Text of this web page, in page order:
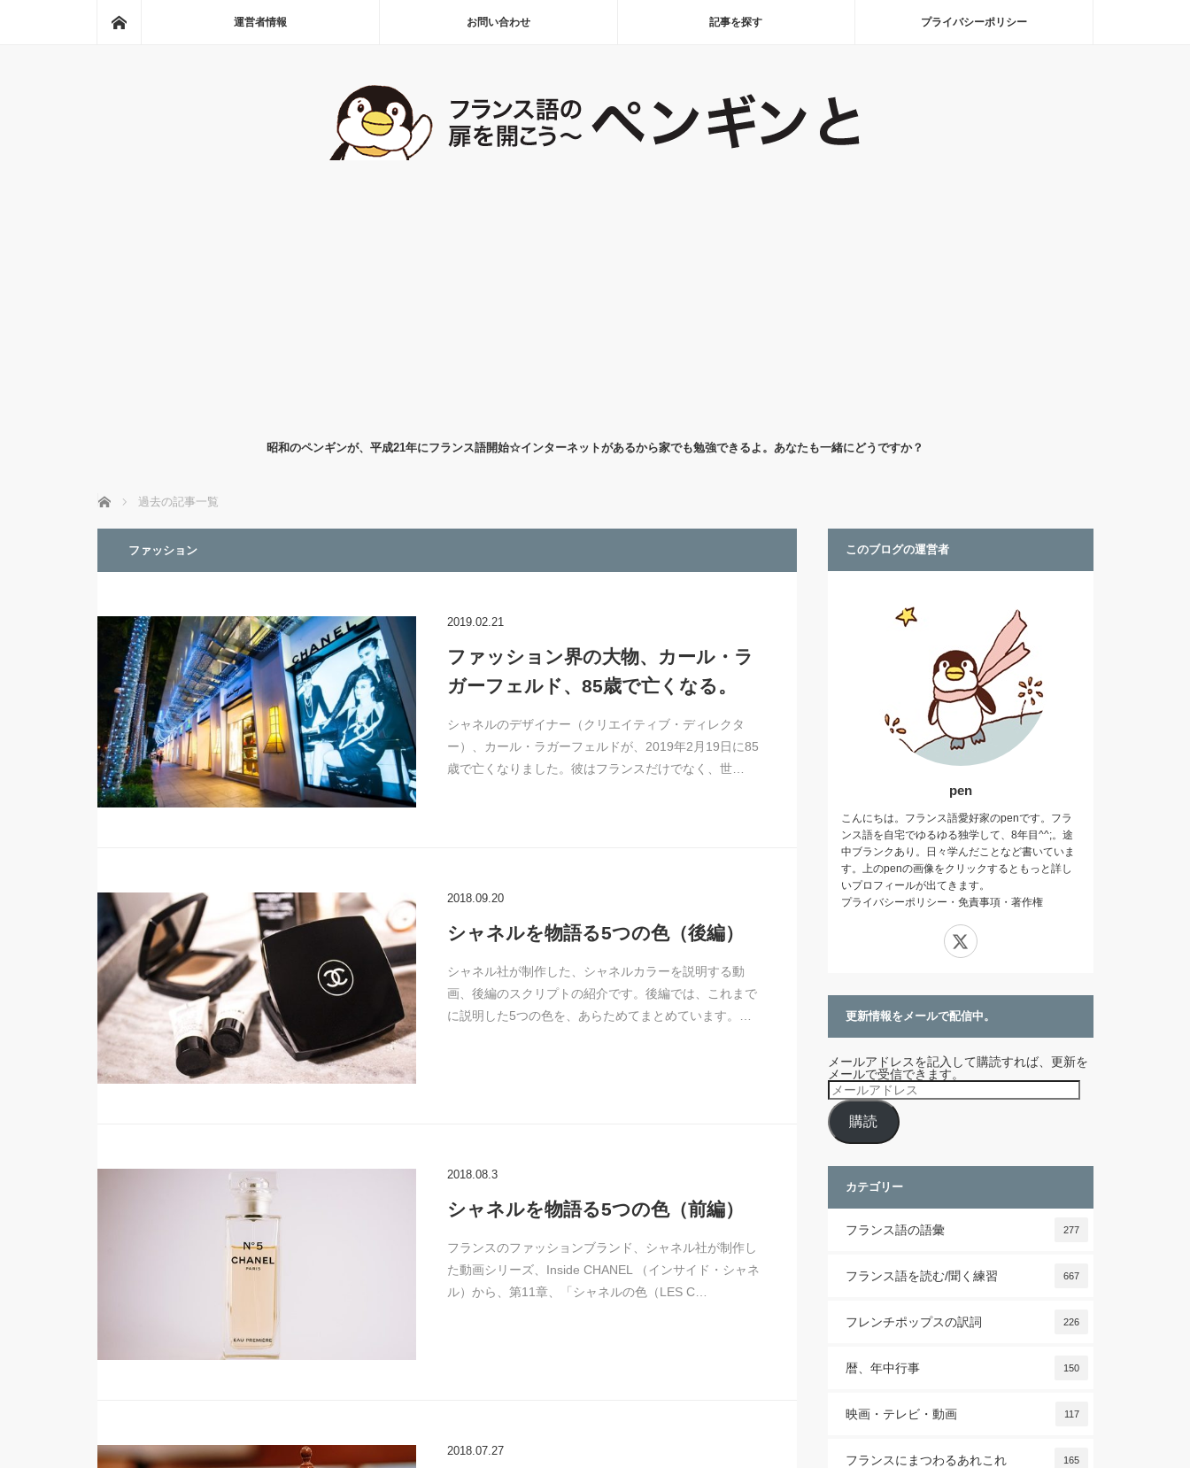
運営者情報 お問い合わせ 記事を探す プライバシーポリシー
昭和のペンギンが、平成21年にフランス語開始☆インターネットがあるから家でも勉強できるよ。あなたも一緒にどうですか？
ホーム 過去の記事一覧
ファッション
2019.02.21
ファッション界の大物、カール・ラ
ガーフェルド、85歳で亡くなる。
シャネルのデザイナー（クリエイティブ・ディレクタ
ー）、カール・ラガーフェルドが、2019年2月19日に85
歳で亡くなりました。彼はフランスだけでなく、世…
2018.09.20
シャネルを物語る5つの色（後編）
シャネル社が制作した、シャネルカラーを説明する動
画、後編のスクリプトの紹介です。後編では、これまで
に説明した5つの色を、あらためてまとめています。…
2018.08.3
シャネルを物語る5つの色（前編）
フランスのファッションブランド、シャネル社が制作し
た動画シリーズ、Inside CHANEL （インサイド・シャネ
ル）から、第11章、「シャネルの色（LES C…
2018.07.27
このブログの運営者
pen
こんにちは。フランス語愛好家のpenです。フラ
ンス語を自宅でゆるゆる独学して、8年目^^;。途
中ブランクあり。日々学んだことなど書いていま
す。上のpenの画像をクリックするともっと詳し
いプロフィールが出てきます。
プライバシーポリシー・免責事項・著作権
更新情報をメールで配信中。
メールアドレスを記入して購読すれば、更新を
メールで受信できます。
メ
ー
ル
ア
ド
購読
カテゴリー
フランス語の語彙 277
フランス語を読む/聞く練習 667
フレンチポップスの訳詞 226
暦、年中行事 150
映画・テレビ・動画 117
フランスにまつわるあれこれ 165